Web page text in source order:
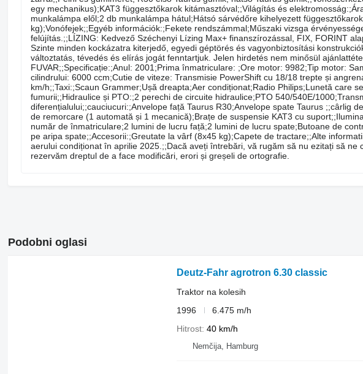
egy mechanikus);KAT3 függesztőkarok kitámasztóval;;Világítás és
munkalámpa elől;2 db munkalámpa hátul;Hátsó sárvédőre kihelyezett
kg);Vonófejek;;Egyéb információk:;Fekete rendszámmal;Műszaki vizsga
felújítás.;;LÍZING: Kedvező Széchenyi Lízing Max+ finanszírozással, FIX, FORINT
Szinte minden kockázatra kiterjedő, egyedi géptörés és vagyonbiztosítási
változtatás, tévedés és elírás jogát fenntartjuk. Jelen hirdetés nem minősül
FUVAR;;Specificație:;Anul: 2001;Prima înmatriculare: ;Ore motor: 9982;Tip motor:
cilindrului: 6000 ccm;Cutie de viteze: Transmisie PowerShift cu 18/18 trepte și
km/h;;Taxi:;Scaun Grammer;Ușă dreapta;Aer condiționat;Radio Philips;Lunetă care
fumurii;;Hidraulice și PTO:;2 perechi de circuite hidraulice;PTO 540/540E/
diferențialului;;cauciucuri:;Anvelope față Taurus R30;Anvelope spate Taurus ;;cârlig
de remorcare (1 automată și 1 mecanică);Brațe de suspensie KAT3 cu
număr de înmatriculare;2 lumini de lucru față;2 lumini de lucru spate;Butoane de
pe aripa spate;;Accesorii:;Greutate la vârf (8x45 kg);Capete de tractare;;Alte
aerului condiționat în aprilie 2025.;;Dacă aveți întrebări, vă rugăm să nu ezitați să
rezervăm dreptul de a face modificări, erori și greșeli de ortografie.
Podobni oglasi
Deutz-Fahr agrotron 6.30 classic
Traktor na kolesih
1996
6.475 m/h
Hitrost 40 km/h
Nemčija, Hamburg